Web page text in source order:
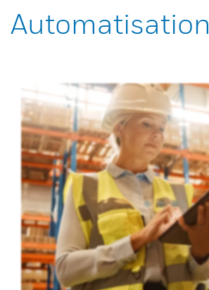
Automatisation